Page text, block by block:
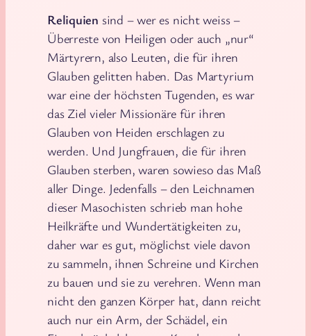
Reliquien sind – wer es nicht weiss –
Überreste von Heiligen oder auch „nur“
Märtyrern, also Leuten, die für ihren
Glauben gelitten haben. Das Martyrium
war eine der höchsten Tugenden, es war
das Ziel vieler Missionäre für ihren
Glauben von Heiden erschlagen zu
werden. Und Jungfrauen, die für ihren
Glauben sterben, waren sowieso das Maß
aller Dinge. Jedenfalls – den Leichnamen
dieser Masochisten schrieb man hohe
Heilkräfte und Wundertätigkeiten zu,
daher war es gut, möglichst viele davon
zu sammeln, ihnen Schreine und Kirchen
zu bauen und sie zu verehren. Wenn man
nicht den ganzen Körper hat, dann reicht
auch nur ein Arm, der Schädel, ein